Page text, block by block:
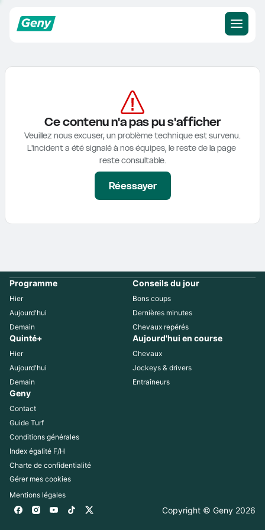
Ce contenu n'a pas pu s'afficher
Veuillez nous excuser, un problème technique est survenu.
L'incident a été signalé à nos équipes, le reste de la page
reste consultable.
Réessayer
Programme
Hier
Aujourd'hui
Demain
Conseils du jour
Bons coups
Dernières minutes
Chevaux repérés
Quinté+
Hier
Aujourd'hui
Demain
Aujourd'hui en course
Chevaux
Jockeys & drivers
Entraîneurs
Geny
Contact
Guide Turf
Conditions générales
Index égalité F/H
Charte de confidentialité
Gérer mes cookies
Mentions légales
Copyright © Geny 2026